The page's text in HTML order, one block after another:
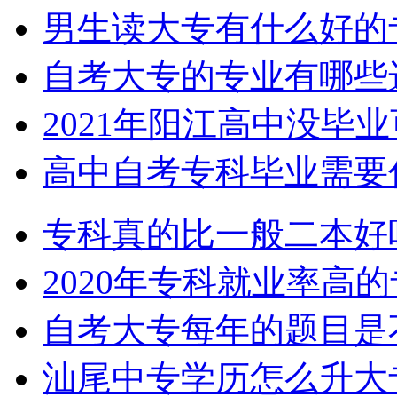
男生读大专有什么好
自考大专的专业有哪
2021年阳江高中没毕
高中自考专科毕业需
专科真的比一般二本好
2020年专科就业率高
自考大专每年的题目
汕尾中专学历怎么升